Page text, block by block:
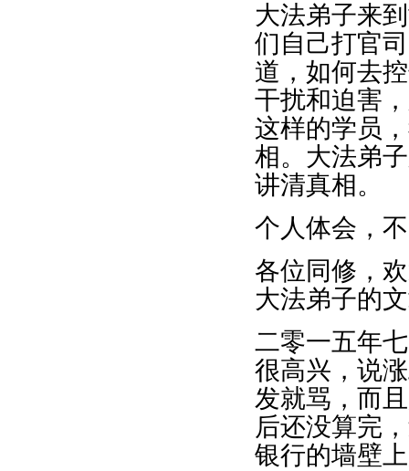
大法弟子来
们自己打官
道，如何去
干扰和迫害
这样的学员
相。大法弟
讲清真相。
个人体会，
各位同修，
大法弟子的
二零一五年
很高兴，说
发就骂，而
后还没算完
银行的墙壁